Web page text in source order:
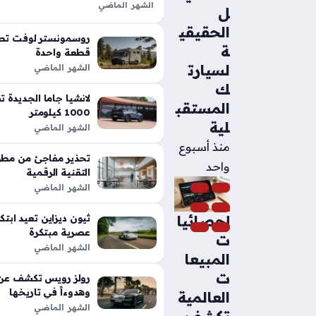
ل
الحقيقي
ة
لسيارت
ك
المستقب
لية
منذ أسبوع
واحد
إحصائيا
ت
المبيعا
ت
العالمية
الشهر الماضي
الأداء التقليدية في شاحنات البيك
بفضل تعديلات…
روسمونستر لوفت
قطعة واحدة
الشهر الماضي
1000 كيلومتر
الشهر الماضي
تحذير مفاجئ من
التقنية الرقمية
الشهر الماضي
عصرية مبتكرة
الشهر الماضي
رولز رويس تكشف عن
وهدوءاً في تاريخها
الشهر الماضي